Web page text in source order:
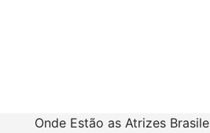
Onde Estão as Atrizes